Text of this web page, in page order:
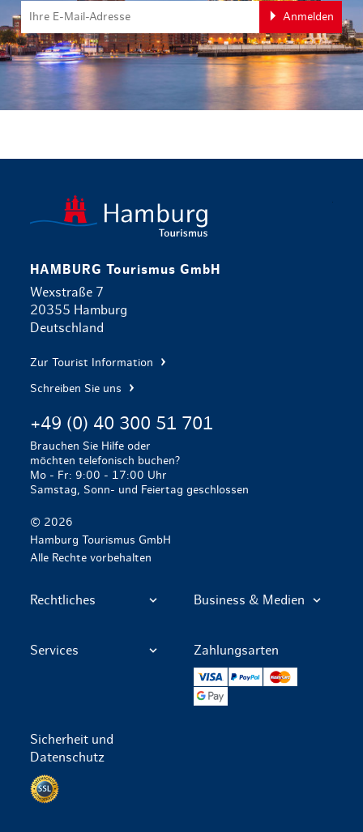
Anmelden
HAMBURG Tourismus GmbH
Wexstraße 7
20355 Hamburg
Deutschland
Zur Tourist Information
Schreiben Sie uns
+49 (0) 40 300 51 701
Brauchen Sie Hilfe oder
möchten telefonisch buchen?
Mo - Fr: 9:00 - 17:00 Uhr
Samstag, Sonn- und Feiertag geschlossen
© 2026
Hamburg Tourismus GmbH
Alle Rechte vorbehalten
Rechtliches Business & Medien
Services Zahlungsarten
VISA PayPal
Sicherheit und
Datenschutz